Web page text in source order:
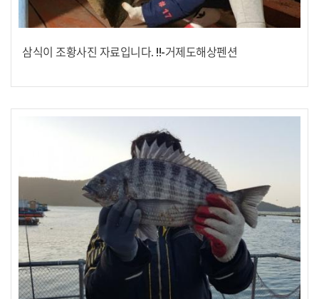
삼식이 조황사진 자료입니다. !!-거제도해상펜션